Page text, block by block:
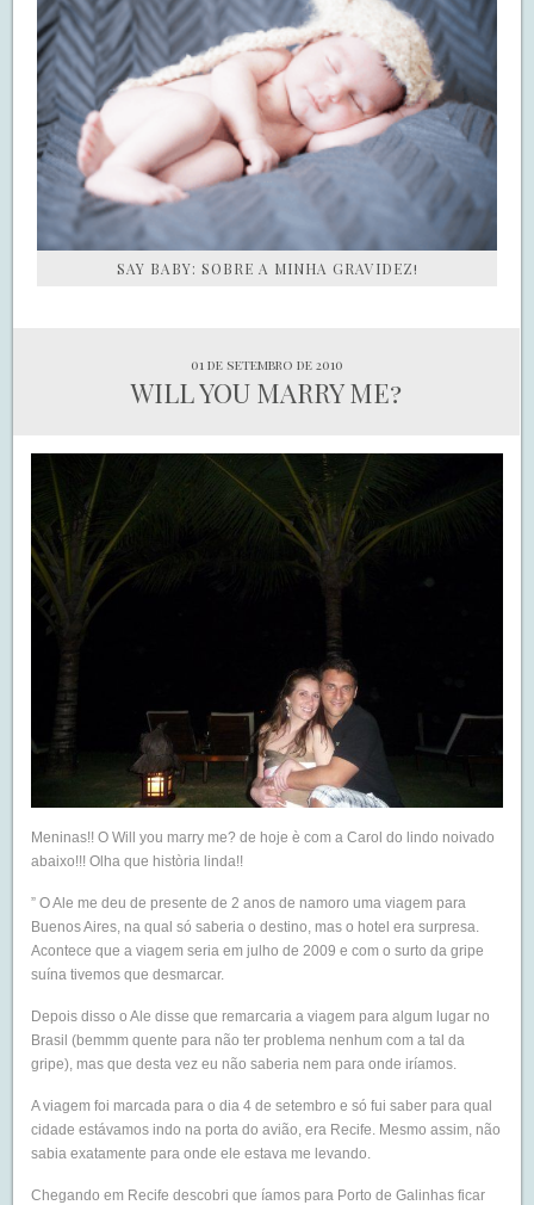
SAY BABY: SOBRE A MINHA GRAVIDEZ!
01 de setembro de 2010
WILL YOU MARRY ME?
Meninas!! O Will you marry me? de hoje è com a Carol do lindo noivado
abaixo!!! Olha que història linda!!
” O Ale me deu de presente de 2 anos de namoro uma viagem para
Buenos Aires, na qual só saberia o destino, mas o hotel era surpresa.
Acontece que a viagem seria em julho de 2009 e com o surto da gripe
suína tivemos que desmarcar.
Depois disso o Ale disse que remarcaria a viagem para algum lugar no
Brasil (bemmm quente para não ter problema nenhum com a tal da
gripe), mas que desta vez eu não saberia nem para onde iríamos.
A viagem foi marcada para o dia 4 de setembro e só fui saber para qual
cidade estávamos indo na porta do avião, era Recife. Mesmo assim, não
sabia exatamente para onde ele estava me levando.
Chegando em Recife descobri que íamos para Porto de Galinhas ficar